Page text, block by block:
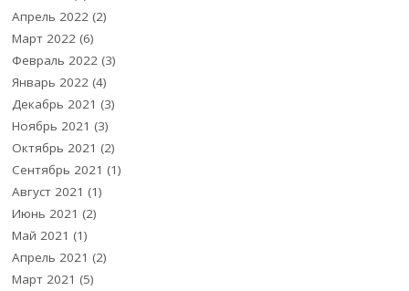
Апрель 2022 (2)
Март 2022 (6)
Февраль 2022 (3)
Январь 2022 (4)
Декабрь 2021 (3)
Ноябрь 2021 (3)
Октябрь 2021 (2)
Сентябрь 2021 (1)
Август 2021 (1)
Июнь 2021 (2)
Май 2021 (1)
Апрель 2021 (2)
Март 2021 (5)